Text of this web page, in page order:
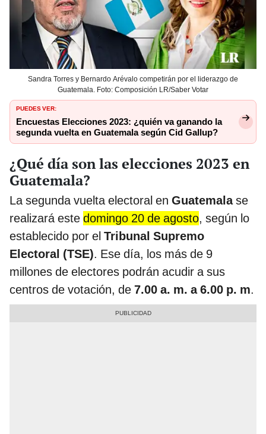
Sandra Torres y Bernardo Arévalo competirán por el liderazgo de
Guatemala. Foto: Composición LR/Saber Votar
PUEDES VER:
Encuestas Elecciones 2023: ¿quién va ganando la
segunda vuelta en Guatemala según Cid Gallup?
¿Qué día son las elecciones 2023 en
Guatemala?
La segunda vuelta electoral en Guatemalase
realizará este domingo 20 de agosto, según lo
establecido por el Tribunal Supremo
Electoral (TSE). Ese día, los más de 9
millones de electores podrán acudir a sus
centros de votación, de 7.00 a. m. a 6.00 p. m.